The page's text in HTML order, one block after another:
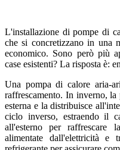
L'installazione di pompe di
che si concretizzano in una
economico. Sono però più
case esistenti? La risposta è:
Una pompa di calore aria-
raffrescamento. In inverno, la
esterna e la distribuisce
ciclo inverso, estraendo il
all'esterno per
alimentate dall'elettricità e